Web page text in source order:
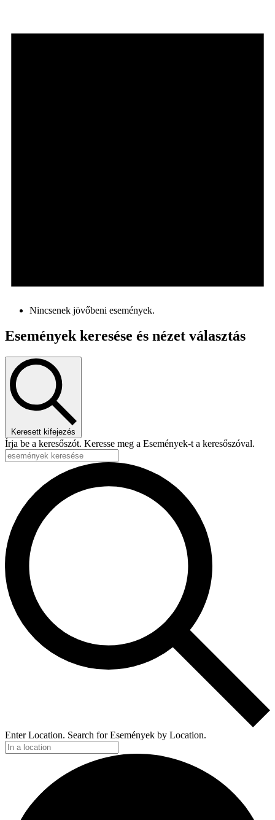
Nincsenek jövőbeni események.
Események keresése és nézet választás
Keresett kifejezés
Írja be a keresőszót. Keresse meg a Események-t a keresőszóval.
Enter Location. Search for Események by Location.